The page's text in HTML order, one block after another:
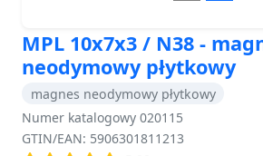
MPL 10x7x3 / N38 -
neodymowy płytkowy
magnes neodymowy płytkowy
Numer katalogowy 020115
GTIN/EAN: 5906301811213